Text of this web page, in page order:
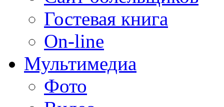
Гостевая книга
On-line
Мультимедиа
Фото